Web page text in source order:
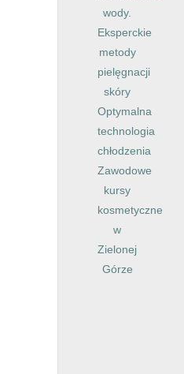
wody.
Eksperckie
metody
pielęgnacji
skóry
Optymalna
technologia
chłodzenia
Zawodowe
kursy
kosmetyczne
w
Zielonej
Górze